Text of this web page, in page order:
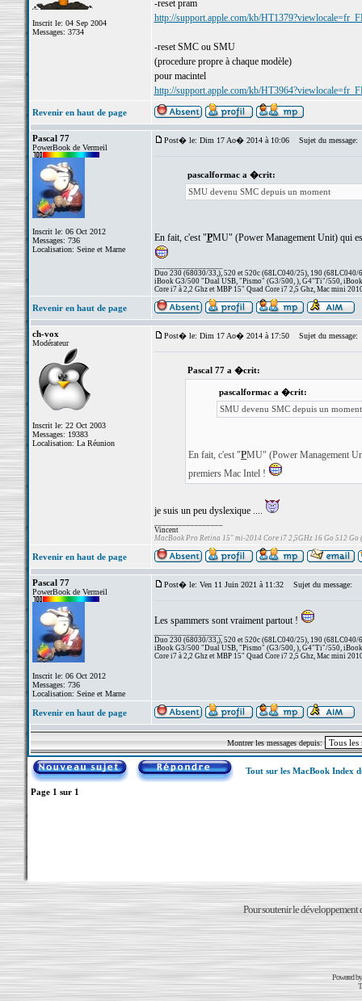
Inscrit le: 04 Sep 2004
Messages: 3734
-reset pram
http://support.apple.com/kb/
-reset SMC ou SMU
(procedure propre à chaque modèle)
pour macintel
http://support.apple.com/kb/
Revenir en haut de page
Pascal 77
PowerBook de Vermeil
Inscrit le: 06 Oct 2012
Messages: 736
Localisation: Seine et Marne
Post� le: Dim 17 Ao� 2014 à 10:06 Sujet du message:
pascalformac a �crit:
SMU devenu SMC depuis un moment
En fait, c'est "PMU" (Power Management Unit) qui
Duo 230 (68030/33,), 520 et 520c (68LC040/25), 190 (68LC040/
iBook G3/500 "Dual USB, "Pismo" (G3/500, ), G4"Ti"/550,
Core i7 à 2,2 Ghz et MBP 15" Quad Core i7 2,5 Ghz, Mac mini
Revenir en haut de page
ch-vox
Modérateur
Inscrit le: 22 Oct 2003
Messages: 19383
Localisation: La Réunion
Post� le: Dim 17 Ao� 2014 à 17:50 Sujet du message:
Pascal 77 a �crit:
pascalformac a �crit:
SMU devenu SMC depuis un moment
En fait, c'est "PMU" (Power Management
premiers Mac Intel !
je suis un peu dyslexique ....
Vincent
MacBook Pro Retina 15" mi-2014 Core i7 2,5GHz 16 Go 512 Go
Revenir en haut de page
Pascal 77
PowerBook de Vermeil
Inscrit le: 06 Oct 2012
Messages: 736
Localisation: Seine et Marne
Post� le: Ven 11 Juin 2021 à 11:32 Sujet du message:
Les spammers sont vraiment partout !
Duo 230 (68030/33,), 520 et 520c (68LC040/25), 190 (68LC040/
iBook G3/500 "Dual USB, "Pismo" (G3/500, ), G4"Ti"/550,
Core i7 à 2,2 Ghz et MBP 15" Quad Core i7 2,5 Ghz, Mac mini
Revenir en haut de page
Montrer les messages depuis:
Tout sur les MacBook Index
Page 1 sur 1
Pour soutenir le développement
Powered